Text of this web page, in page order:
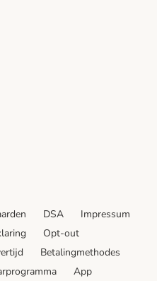
Shipping Method
DSA
Impressum
Opt-out
Betalingmethodes
App